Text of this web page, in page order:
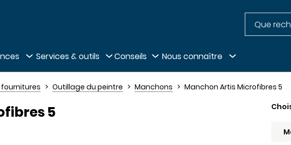
aller au pied de page
Services & outils Conseils Nous connaître
Outillage du peintre Manchons Manchon Artis Microfibres 5
5